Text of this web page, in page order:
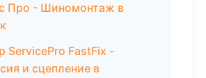
Про - Шиномонтаж в
ServicePro FastFix -
и сцепление в